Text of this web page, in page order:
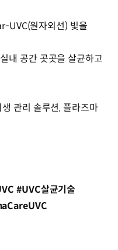
UVC(원자외선) 빛을
내 공간 곳곳을 살균하고
관리 솔루션, 플라즈마
#UVC살균기술